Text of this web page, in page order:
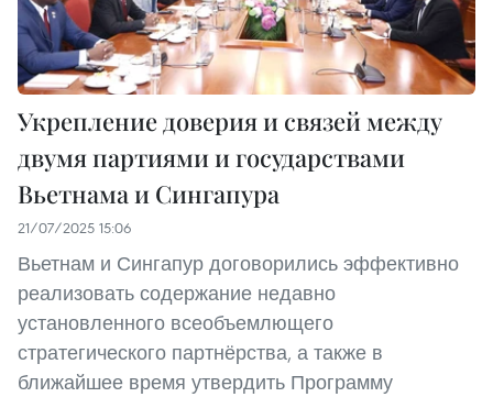
Укрепление доверия и связей между
двумя партиями и государствами
Вьетнама и Сингапура
21/07/2025 15:06
Вьетнам и Сингапур договорились эффективно
реализовать содержание недавно
установленного всеобъемлющего
стратегического партнёрства, а также в
ближайшее время утвердить Программу